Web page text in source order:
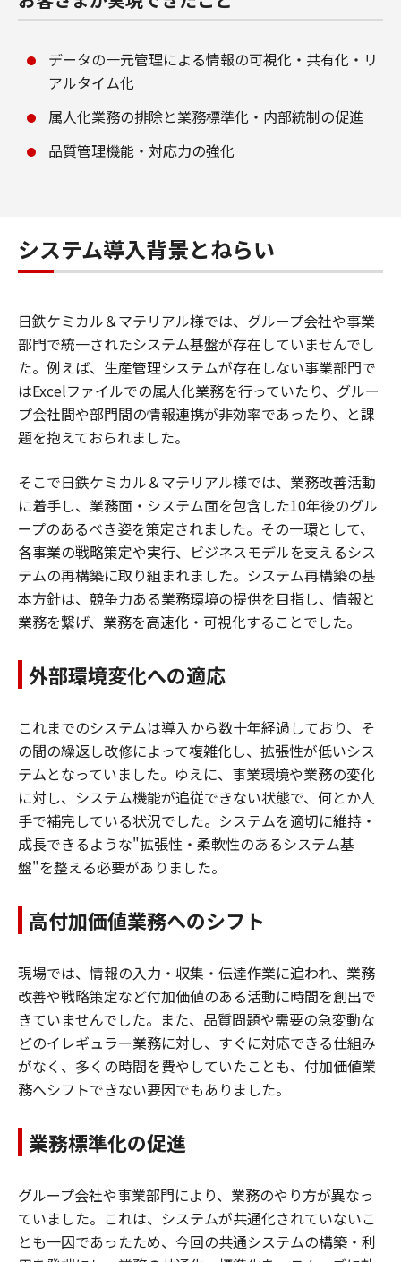
データの一元管理による情報の可視化・共有化・リ
アルタイム化
属人化業務の排除と業務標準化・内部統制の促進
品質管理機能・対応力の強化
システム導入背景とねらい
日鉄ケミカル＆マテリアル様では、グループ会社や事業
部門で統一されたシステム基盤が存在していませんでし
た。例えば、生産管理システムが存在しない事業部門で
はExcelファイルでの属人化業務を行っていたり、グルー
プ会社間や部門間の情報連携が非効率であったり、と課
題を抱えておられました。
そこで日鉄ケミカル＆マテリアル様では、業務改善活動
に着手し、業務面・システム面を包含した10年後のグル
ープのあるべき姿を策定されました。その一環として、
各事業の戦略策定や実行、ビジネスモデルを支えるシス
テムの再構築に取り組まれました。システム再構築の基
本方針は、競争力ある業務環境の提供を目指し、情報と
業務を繋げ、業務を高速化・可視化することでした。
外部環境変化への適応
これまでのシステムは導入から数十年経過しており、そ
の間の繰返し改修によって複雑化し、拡張性が低いシス
テムとなっていました。ゆえに、事業環境や業務の変化
に対し、システム機能が追従できない状態で、何とか人
手で補完している状況でした。システムを適切に維持・
成長できるような"拡張性・柔軟性のあるシステム基
盤"を整える必要がありました。
高付加価値業務へのシフト
現場では、情報の入力・収集・伝達作業に追われ、業務
改善や戦略策定など付加価値のある活動に時間を創出で
きていませんでした。また、品質問題や需要の急変動な
どのイレギュラー業務に対し、すぐに対応できる仕組み
がなく、多くの時間を費やしていたことも、付加価値業
務へシフトできない要因でもありました。
業務標準化の促進
グループ会社や事業部門により、業務のやり方が異なっ
ていました。これは、システムが共通化されていないこ
とも一因であったため、今回の共通システムの構築・利